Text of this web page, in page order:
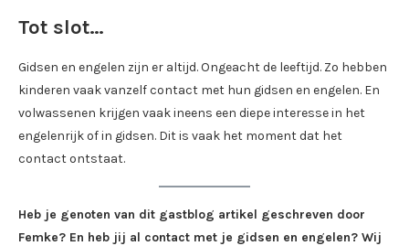
Tot slot…
Gidsen en engelen zijn er altijd. Ongeacht de leeftijd. Zo hebben
kinderen vaak vanzelf contact met hun gidsen en engelen. En
volwassenen krijgen vaak ineens een diepe interesse in het
engelenrijk of in gidsen. Dit is vaak het moment dat het
contact ontstaat.
Heb je genoten van dit gastblog artikel geschreven door
Femke? En heb jij al contact met je gidsen en engelen? Wij